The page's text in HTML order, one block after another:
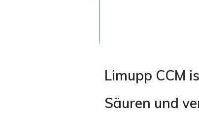
Limupp CCM
Säuren und